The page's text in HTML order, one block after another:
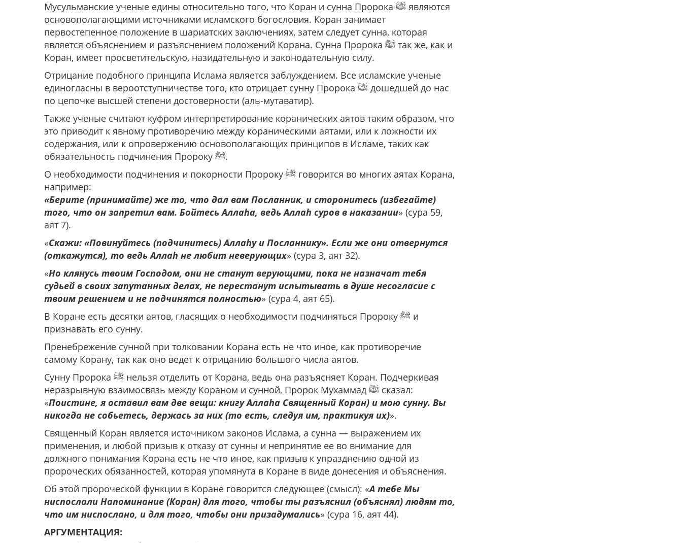
Мусульманские ученые едины относительно того, что Коран и сунна Пророка ﷺ являются
основополагающими источниками исламского богословия. Коран занимает
первостепенное положение в шариатских заключениях, затем следует сунна, которая
является объяснением и разъяснением положений Корана. Сунна Пророка ﷺ так же, как и
Коран, имеет просветительскую, назидательную и законодательную силу.
Отрицание подобного принципа Ислама является заблуждением. Все исламские ученые
единогласны в вероотступничестве того, кто отрицает сунну Пророка ﷺ дошедшей до нас
по цепочке высшей степени достоверности (аль-мутаватир).
Также ученые считают куфром интерпретирование коранических аятов таким образом, что
это приводит к явному противоречию между кораническими аятами, или к ложности их
содержания, или к опровержению основополагающих принципов в Исламе, таких как
обязательность подчинения Пророку ﷺ.
О необходимости подчинения и покорности Пророку ﷺ говорится во многих аятах Корана,
например:
«Берите (принимайте) же то, что дал вам Посланник, и сторонитесь (избегайте)
того, что он запретил вам. Бойтесь Аллаhа, ведь Аллаh суров в наказании» (сура 59,
аят 7).
«Скажи: «Повинуйтесь (подчинитесь) Аллаhу и Посланнику». Если же они отвернутся
(откажутся), то ведь Аллаh не любит неверующих» (сура 3, аят 32).
«Но клянусь твоим Господом, они не станут верующими, пока не назначат тебя
судьей в своих запутанных делах, не перестанут испытывать в душе несогласие с
твоим решением и не подчинятся полностью» (сура 4, аят 65).
В Коране есть десятки аятов, гласящих о необходимости подчиняться Пророку ﷺ и
признавать его сунну.
Пренебрежение сунной при толковании Корана есть не что иное, как противоречие
самому Корану, так как оно ведет к отрицанию большого числа аятов.
Сунну Пророка ﷺ нельзя отделить от Корана, ведь она разъясняет Коран. Подчеркивая
неразрывную взаимосвязь между Кораном и сунной, Пророк Мухаммад ﷺ сказал:
«Поистине, я оставил вам две вещи: книгу Аллаhа Священный Коран) и мою сунну. Вы
никогда не собьетесь, держась за них (то есть, следуя им, практикуя их)».
Священный Коран является источником законов Ислама, а сунна — выражением их
применения, и любой призыв к отказу от сунны и непринятие ее во внимание для
должного понимания Корана есть не что иное, как призыв к упразднению одной из
пророческих обязанностей, которая упомянута в Коране в виде донесения и объяснения.
Об этой пророческой функции в Коране говорится следующее (смысл): «А тебе Мы
ниспослали Напоминание (Коран) для того, чтобы ты разъяснил (объяснял) людям то,
что им ниспослано, и для того, чтобы они призадумались» (сура 16, аят 44).
АРГУМЕНТАЦИЯ: